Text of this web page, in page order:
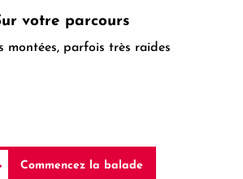
votre parcours
montées, parfois très raides
Commencez la balade